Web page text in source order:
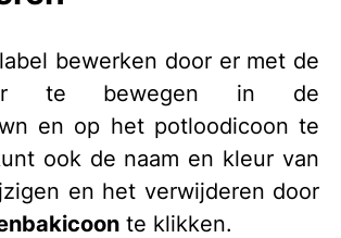
bewerken door er met de
te bewegen in de
en op het potloodicoon te
ook de naam en kleur van
en het verwijderen door
te klikken.